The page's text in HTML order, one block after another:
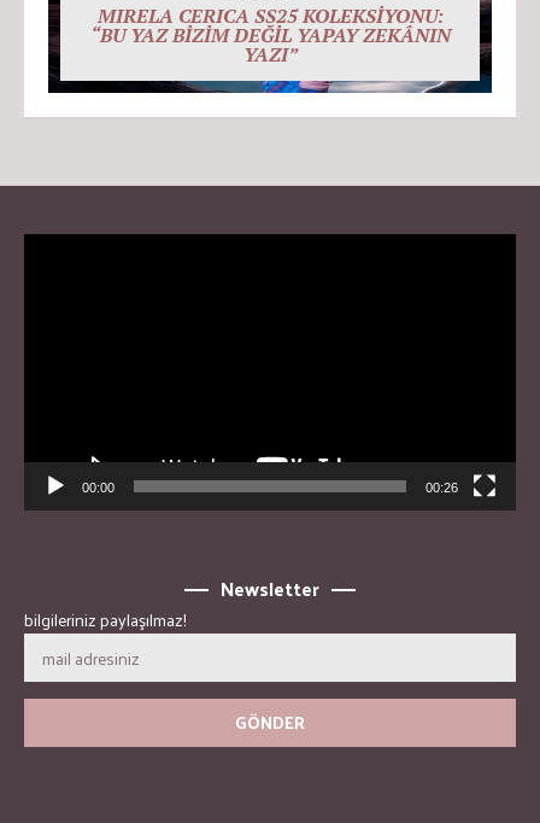
MIRELA CERICA SS25 KOLEKSİYONU:
“BU YAZ BİZİM DEĞİL YAPAY ZEKÂNIN
YAZI”
00:00 00:26
Newsletter
bilgileriniz paylaşılmaz!